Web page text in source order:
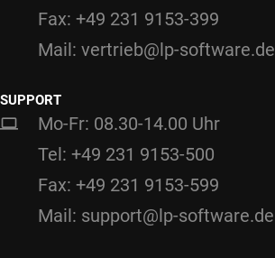
Fax: +49 231 9153-399
Mail: vertrieb@lp-software.de
SUPPORT
Mo-Fr: 08.30-14.00 Uhr
Tel: +49 231 9153-500
Fax: +49 231 9153-599
Mail: support@lp-software.de